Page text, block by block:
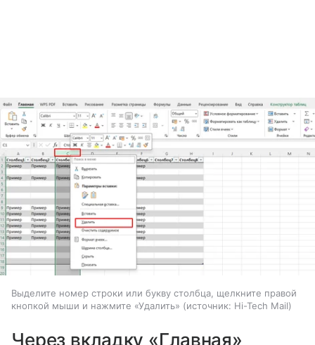
Выделите номер строки или букву столбца, щелкните правой
кнопкой мыши и нажмите «Удалить»
источник: Hi-Tech Mail
Через вкладку «Главная»